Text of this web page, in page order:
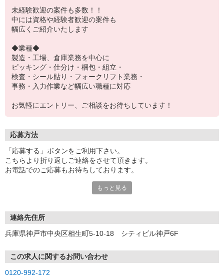
未経験歓迎の案件も多数！！
中には資格や経験者歓迎の案件も
幅広くご紹介いたします
◆業種◆
製造・工場、倉庫業務を中心に
ピッキング・仕分け・梱包・組立・
検査・シール貼り・フォークリフト業務・
事務・入力作業など幅広い職種に対応
お気軽にエントリー、ご相談をお待ちしています！
応募方法
「応募する」ボタンをご利用下さい。
こちらより折り返しご連絡をさせて頂きます。
お電話でのご応募もお待ちしております。
※現地での面談対応も可能です。もっと見る
連絡先住所
兵庫県神戸市中央区相生町5-10-18 シティビル神戸6F
この求人に関するお問い合わせ
0120-992-172